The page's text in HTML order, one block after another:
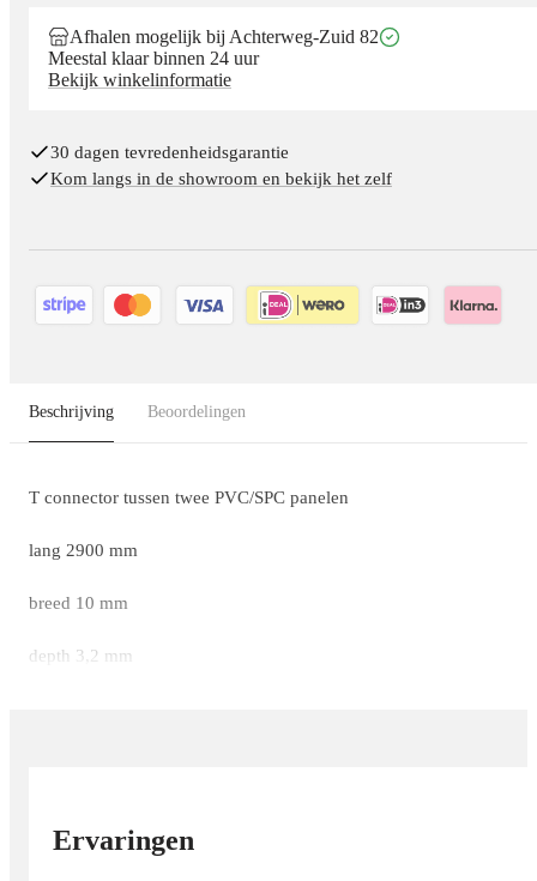
Afhalen mogelijk bij Achterweg-Zuid 82
Meestal klaar binnen 24 uur
Bekijk winkelinformatie
30 dagen tevredenheidsgarantie
Kom langs in de showroom en bekijk het zelf
Beschrijving Beoordelingen
T connector tussen twee PVC/SPC panelen
lang 2900 mm
breed 10 mm
depth 3,2 mm
Ervaringen